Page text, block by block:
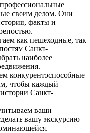
своим делом. Они
факты и
как пешеходные, так
Санкт-
наиболее
конкурентоспособные
чтобы каждый
Санкт-
ваши
вашу экскурсию